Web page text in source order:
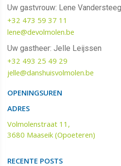
Uw gastvrouw: Lene
+32 473 59 37 11
lene@devolmolen.be
Uw gastheer: Jelle Leijssen
+32 493 25 49 29
jelle@danshuisvolmolen.be‬‬
OPENINGSUREN
ADRES
Volmolenstraat 11,
3680 Maaseik (Opoeteren)
RECENTE POSTS